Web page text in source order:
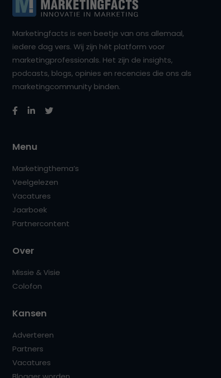
Marketingfacts is een beetje van ons allemaal,
iedere dag vers. Wij zijn hét platform voor
marketingprofessionals. Het zijn de insights,
podcasts, blogs, opinies en recencies die ons als
marketingcommunity binden.
Menu
Marketingthema’s
Veelgelezen
Vacatures
Jaarboek
Partnercontent
Over
Missie & Visie
Colofon
Kansen
Adverteren
Partners
Vacatures